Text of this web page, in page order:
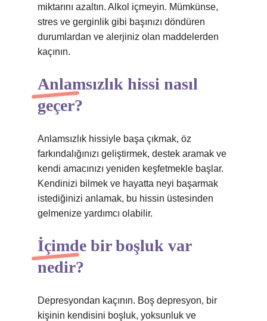
miktarını azaltın. Alkol içmeyin. Mümkünse,
stres ve gerginlik gibi başınızı döndüren
durumlardan ve alerjiniz olan maddelerden
kaçının.
Anlamsızlık hissi nasıl
geçer?
Anlamsızlık hissiyle başa çıkmak, öz
farkındalığınızı geliştirmek, destek aramak ve
kendi amacınızı yeniden keşfetmekle başlar.
Kendinizi bilmek ve hayatta neyi başarmak
istediğinizi anlamak, bu hissin üstesinden
gelmenize yardımcı olabilir.
İçimde bir boşluk var
nedir?
Depresyondan kaçının. Boş depresyon, bir
kişinin kendisini boşluk, yoksunluk ve